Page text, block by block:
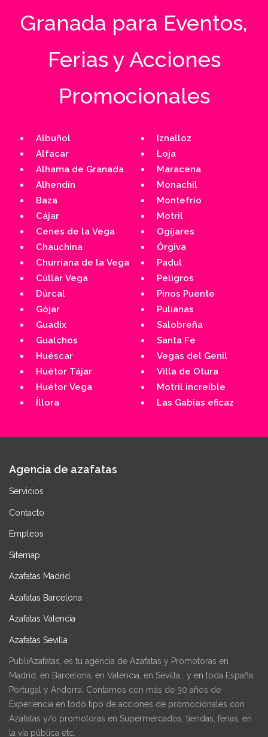
Granada para Eventos,
Ferias y Acciones
Promocionales
Albuñol
Alfacar
Alhama de Granada
Alhendín
Baza
Cájar
Cenes de la Vega
Chauchina
Churriana de la Vega
Cúllar Vega
Dúrcal
Gójar
Guadix
Gualchos
Huéscar
Huétor Tájar
Huétor Vega
Íllora
Iznalloz
Loja
Maracena
Monachil
Montefrío
Motril
Ogíjares
Órgiva
Padul
Peligros
Pinos Puente
Pulianas
Salobreña
Santa Fe
Vegas del Genil
Villa de Otura
Motril increíble
Las Gabias eficaz
Agencia de azafatas
Servicios
Contacto
Empleos
Sitemap
Azafatas Madrid
Azafatas Barcelona
Azafatas Valencia
Azafatas Sevilla
PubliAzafatas, es tu agencia de Azafatas y Promotoras en
Madrid, en Barcelona, en Valencia, en Sevilla… y en toda España,
Portugal y Andorra. Contamos con más de 30 años de
Experiencia en todo tipo de acciones de promocionales con
Azafatas y/o promotoras en Supermercados, tiendas, ferias, en
la vía pública etc.